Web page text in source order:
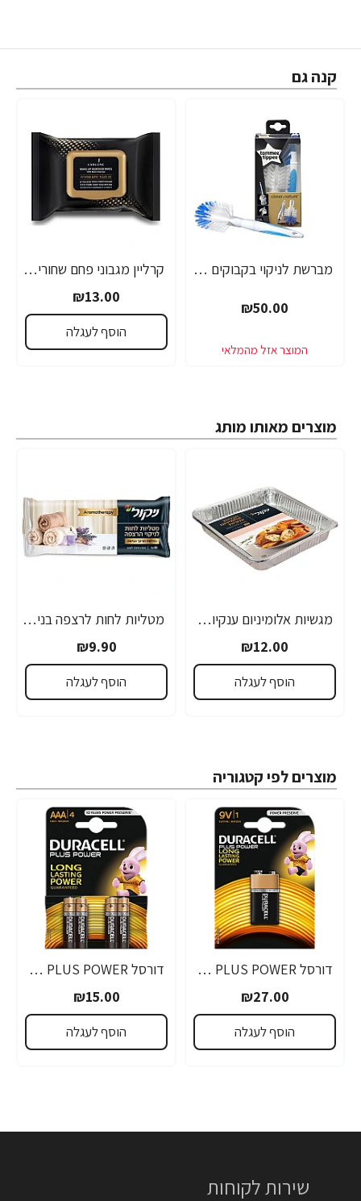
קנה גם
מברשת לניקוי בקבוקים בן\בת - הכי טבעי כמו אמא - מבית Tommee Tippee
₪50.00
קרליין מגבוני פחם שחורים להסרת איפור 24 יחידות - מבית CARELINE
₪13.00
הוסף לעגלה
מוצרים מאותו מותג
מגשיות אלומיניום ענקיות - 2 יחידות
₪12.00
הוסף לעגלה
מטליות לחות לרצפה בניחוח מרכך כביסה ארומתרפיה 10 יחידות
₪9.90
הוסף לעגלה
מוצרים לפי קטגוריה
דורסל PLUS POWER סוללות 9V אריזת 1 יחידות - מבית Duracell
₪27.00
הוסף לעגלה
דורסל PLUS POWER סוללות AAA אריזת 4 יחידות - מבית Duracell
₪15.00
הוסף לעגלה
שירות לקוחות